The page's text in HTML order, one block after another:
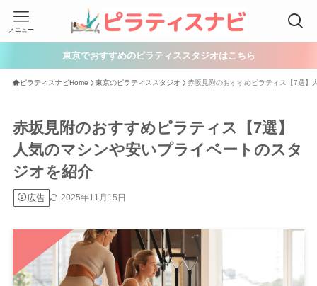
メニュー
東京でおすすめのピラティススタジオはこちら
ピラティスナビHome 東京のピラティススタジオ 赤坂見附のおすすめピラティス【7選】
赤坂見附のおすすめピラティス【7選】
人気のマシンや安いプライベートのスタ
ジオを紹介
広告 2025年11月15日